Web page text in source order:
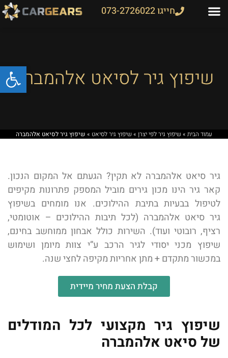
חייגו 073-2726022
שיפוץ גיר לסיאט אלהמברה
עמוד הבית »שיפוץ גיר לפי יצרן »שיפוץ גיר לסיאט » שיפוץ גיר לסיאט אלהמברה
גיר סיאט אלהמברה לא תקין? הגעתם אל המקום הנכון.
קאר גיר הינו מכון גירים מוביל המספק פתרונות מקיפים
לטיפול בבעיות בתיבת ההילוכים. אנו מומחים בשיפוץ
גיר סיאט אלהמברה (לכל תיבות ההילוכים – אוטומטי,
רציף, רובוטי ועוד). השירות כולל אבחון ממוחשב בחינם,
שיפוץ מכני יסודי לגיר הרכב ע”י צוות מיומן ושימוש
במכשור מתקדם + מתן אחריות מקיפה לחצי שנה.
קבלת הצעת מחיר מיידית
שיפוץ גיר מקצועי לכל המודלים
של סיאט אלהמברה